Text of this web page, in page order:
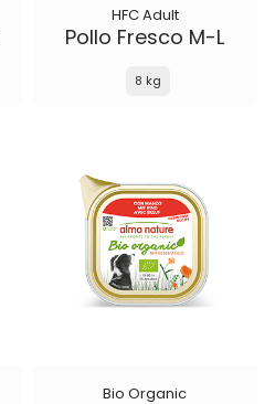
HFC Adult
Pollo Fresco M-L
8 kg
Bio Organic